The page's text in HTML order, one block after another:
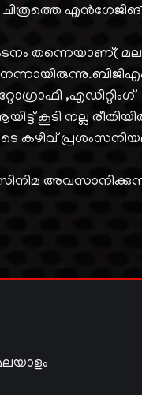
ചിത്രത്തെ
തന്നെയാണ്(
,എഡിറ്റിംഗ്
കൂടി നല്ല
കഴിവ്